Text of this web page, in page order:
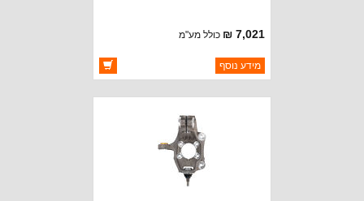
7,021 ₪ כולל מע"מ
ברקוד: 4390870
יצרן:TERAFLEX
מידע נוסף